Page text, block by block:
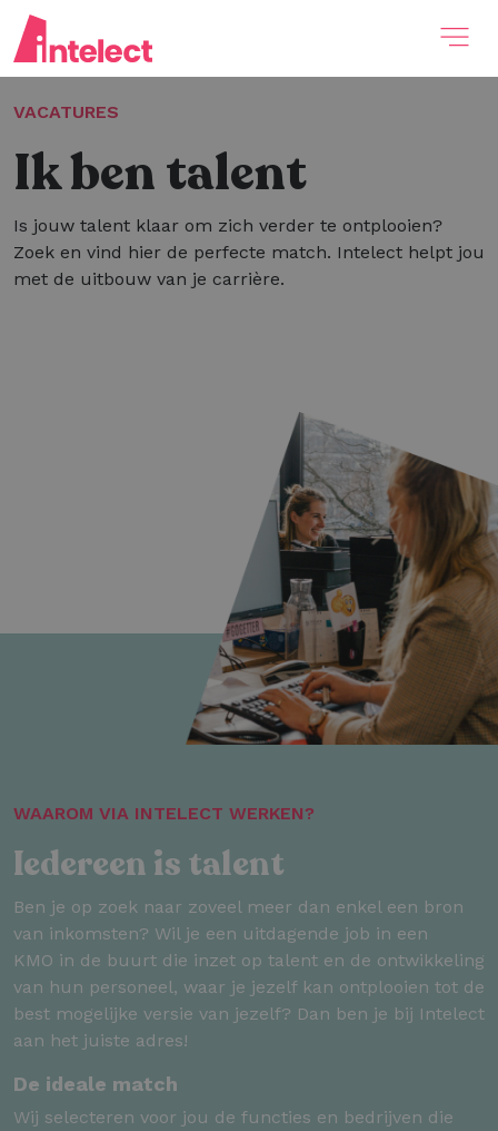
VACATURES
Ik ben talent
Is jouw talent klaar om zich verder te ontplooien?
Zoek en vind hier de perfecte match. Intelect helpt jou
met de uitbouw van je carrière.
WAAROM VIA INTELECT WERKEN?
Iedereen is talent
Ben je op zoek naar zoveel meer dan enkel een bron
van inkomsten? Wil je een uitdagende job in een
KMO in de buurt die inzet op talent en de ontwikkeling
van hun personeel, waar je jezelf kan ontplooien tot de
best mogelijke versie van jezelf? Dan ben je bij Intelect
aan het juiste adres!
De ideale match
Wij selecteren voor jou de functies en bedrijven die